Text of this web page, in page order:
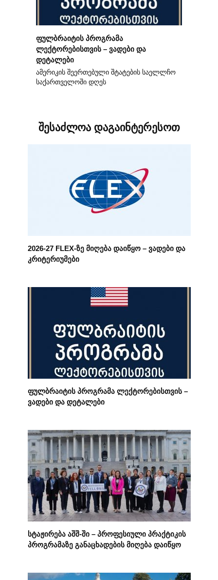
ფულბრაიტის პროგრამა
ლექტორებისთვის – ვადები და
დეტალები
ამერიკის შეერთებული შტატების საელლჩო
საქართველოში დღეს
შესაძლოა დაგაინტერესოთ
2026-27 FLEX-ზე მიღება დაიწყო – ვადები და
კრიტერიუმები
ფულბრაიტის პროგრამა ლექტორებისთვის –
ვადები და დეტალები
სტაჟირება აშშ-ში – პროფესიული პრაქტიკის
პროგრამაზე განაცხადების მიღება დაიწყო